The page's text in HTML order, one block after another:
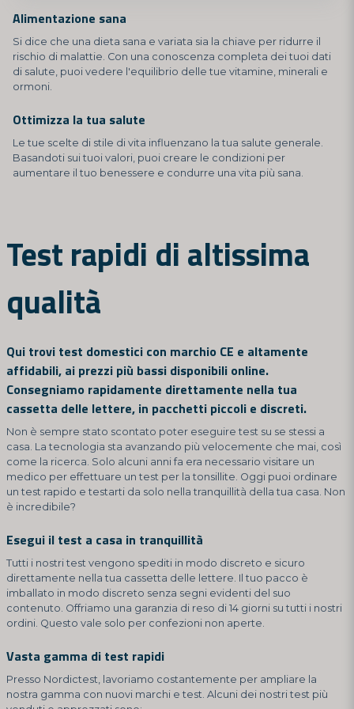
Alimentazione sana
Si dice che una dieta sana e variata sia la chiave per ridurre il
rischio di malattie. Con una conoscenza completa dei tuoi dati
di salute, puoi vedere l'equilibrio delle tue vitamine, minerali e
ormoni.
Ottimizza la tua salute
Le tue scelte di stile di vita influenzano la tua salute generale.
Basandoti sui tuoi valori, puoi creare le condizioni per
aumentare il tuo benessere e condurre una vita più sana.
Test rapidi di altissima
qualità
Qui trovi test domestici con marchio CE e altamente
affidabili, ai prezzi più bassi disponibili online.
Consegniamo rapidamente direttamente nella tua
cassetta delle lettere, in pacchetti piccoli e discreti.
Non è sempre stato scontato poter eseguire test su se stessi a
casa. La tecnologia sta avanzando più velocemente che mai, così
come la ricerca. Solo alcuni anni fa era necessario visitare un
medico per effettuare un test per la tonsillite. Oggi puoi ordinare
un test rapido e testarti da solo nella tranquillità della tua casa. Non
è incredibile?
Esegui il test a casa in tranquillità
Tutti i nostri test vengono spediti in modo discreto e sicuro
direttamente nella tua cassetta delle lettere. Il tuo pacco è
imballato in modo discreto senza segni evidenti del suo
contenuto. Offriamo una garanzia di reso di 14 giorni su tutti i nostri
ordini. Questo vale solo per confezioni non aperte.
Vasta gamma di test rapidi
Presso Nordictest, lavoriamo costantemente per ampliare la
nostra gamma con nuovi marchi e test. Alcuni dei nostri test più